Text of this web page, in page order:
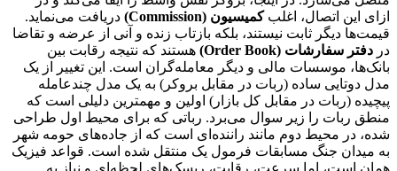
ازای این اتصال، اغلبکمیسیون (Commission)
دریافت می‌نماید.
قیمت‌ها دیگر ثابت نیستند، بلکه بازتاب زنده و آنی از عرضه و تقاضا
در دفتر سفارشات (Order Book)
هستند که نتیجه رقابت بین
بانک‌ها، موسسات مالی و دیگر معامله‌گران است. این تغییر از یک
مدل دوتایی ساده (ربات در مقابل بروکر) به یک مدل چندعامله
پیچیده (ربات در مقابل کل بازار) اولین و مهمترین دلیلی است که
منطق ربات را زیر سوال می‌برد. رباتی که برای محیط اول طراحی
شده، در محیط دوم مانند راننده‌ای است که از جاده‌های حومه شهر
به میدان جنگ مسابقات فرمول یک منتقل شده است. قواعد فیزیک